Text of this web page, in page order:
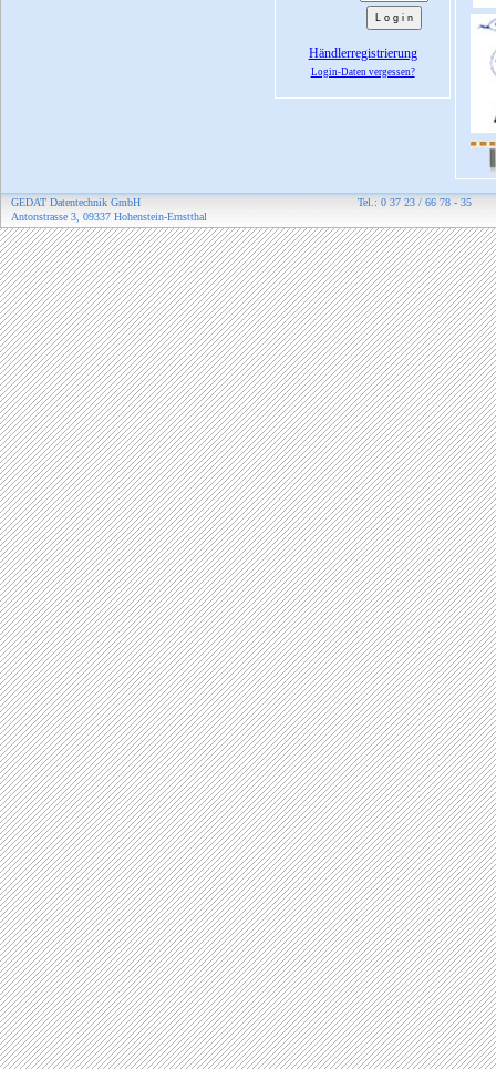
Händlerregistrierung
Login-Daten vergessen?
GEDAT Datentechnik GmbH
Tel.: 0 37 23 / 66 78 - 35
Antonstrasse 3, 09337 Hohenstein-Ernstthal